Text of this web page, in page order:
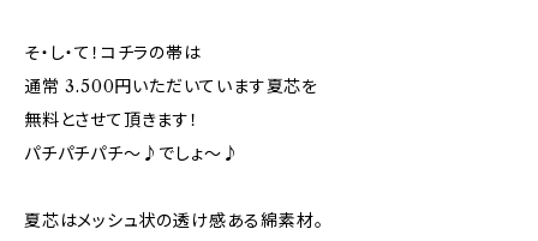
そ・し・て！コチラの帯は
通常 3.500円いただいています夏芯を
無料とさせて頂きます！
パチパチパチ～♪でしょ～♪
夏芯はメッシュ状の透け感ある綿素材。